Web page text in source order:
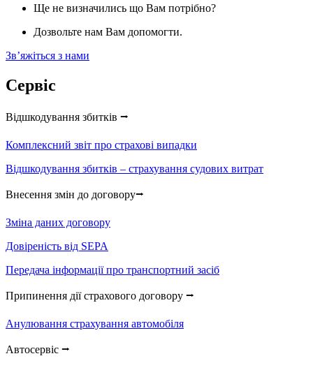
Ще не визначились що Вам потрібно?
Дозвольте нам Вам допомогти.
Звʼяжіться з нами
Сервіс
Відшкодування збитків ⭢
Комплексний звіт про страхові випадки
Відшкодування збитків – страхування судових витрат
Внесення змін до договору⭢
Зміна даних договору
Довіреність від SEPA
Передача інформації про транспортний засіб
Припинення дії страхового договору ⭢
Анулювання страхування автомобіля
Автосервіс ⭢